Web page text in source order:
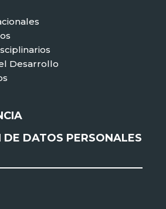
Desarrollo
DE DATOS PERSONALES